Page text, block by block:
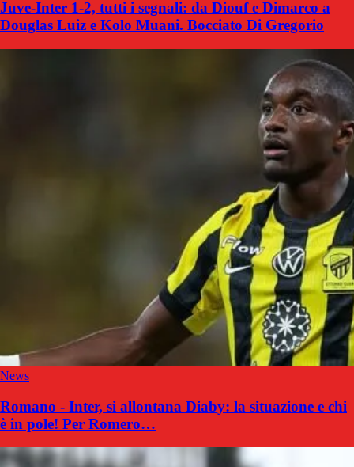
Juve-Inter 1-2, tutti i segnali: da Diouf e Dimarco a
Douglas Luiz e Kolo Muani. Bocciato Di Gregorio
News
Romano - Inter, si allontana Diaby: la situazione e chi
è in pole! Per Romero…